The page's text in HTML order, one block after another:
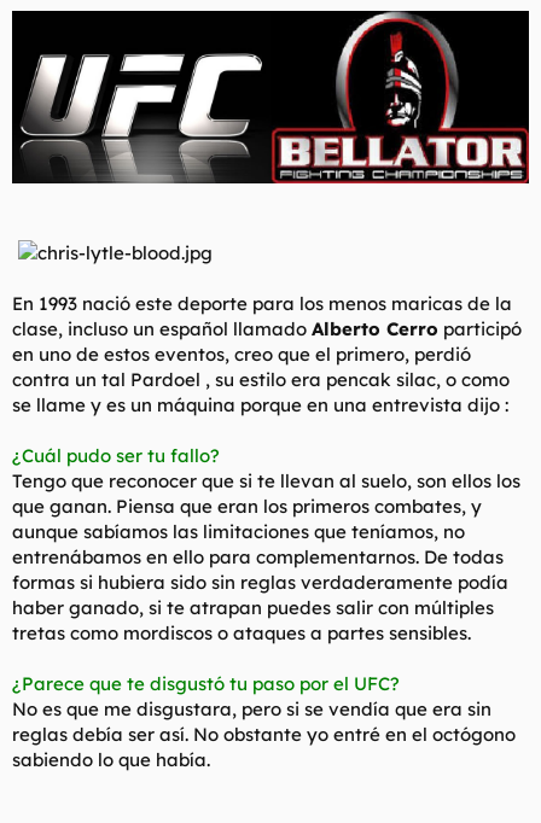
r
e
l
t
e
m
n
c
i
o
En 1993 nació este deporte para los menos maricas de la
clase, incluso un español llamado Alberto Cerro participó
en uno de estos eventos, creo que el primero, perdió
contra un tal Pardoel , su estilo era pencak silac, o como
se llame y es un máquina porque en una entrevista dijo :
¿Cuál pudo ser tu fallo?
Tengo que reconocer que si te llevan al suelo, son ellos los
que ganan. Piensa que eran los primeros combates, y
aunque sabíamos las limitaciones que teníamos, no
entrenábamos en ello para complementarnos. De todas
formas si hubiera sido sin reglas verdaderamente podía
haber ganado, si te atrapan puedes salir con múltiples
tretas como mordiscos o ataques a partes sensibles.
¿Parece que te disgustó tu paso por el UFC?
No es que me disgustara, pero si se vendía que era sin
reglas debía ser así. No obstante yo entré en el octógono
sabiendo lo que había.